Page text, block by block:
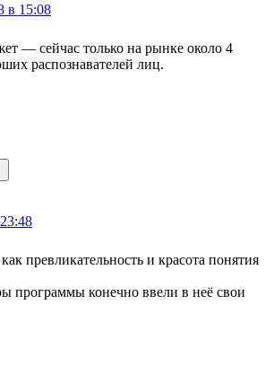
в 15:08
— сейчас только на рынке около 4
распознавателей лиц.
превликательность и красота понятия
программы конечно ввели в неё свои